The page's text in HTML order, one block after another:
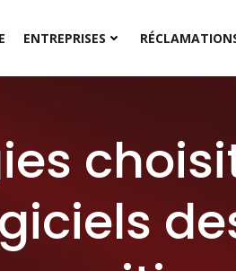
ENTREPRISES